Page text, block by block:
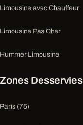
Limousine avec Chauffeur
Limousine Pas Cher
Hummer Limousine
Zones Desservies
Paris (75)